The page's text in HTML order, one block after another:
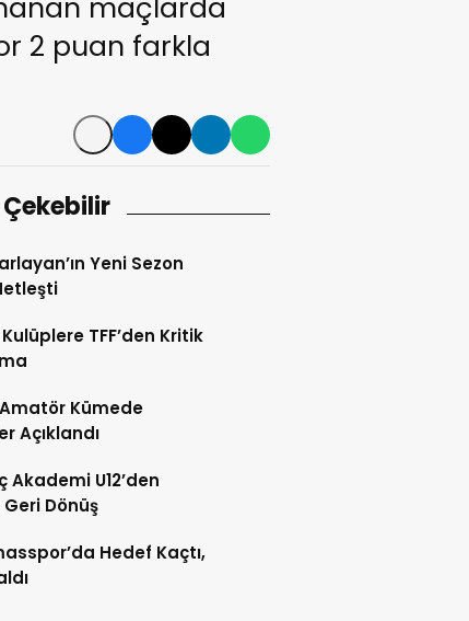
maçlarda
2 puan farkla
Yeni Sezon
TFF’den Kritik
Kümede
Açıklandı
Akademi U12’den
Dönüş
Hedef Kaçtı,